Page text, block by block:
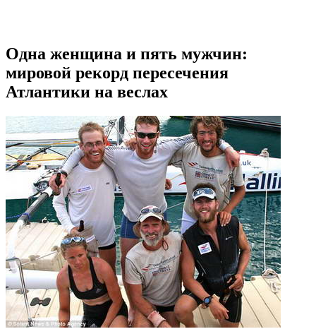
Одна женщина и пять мужчин:
мировой рекорд пересечения
Атлантики на веслах